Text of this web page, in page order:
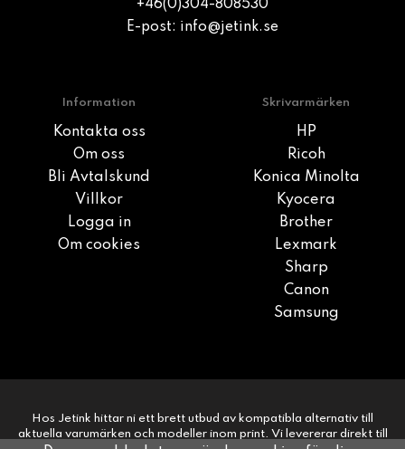
+46(0)304-808530
E-post: info@jetink.se
Information
Kontakta oss
Om oss
Bli Avtalskund
Villkor
Logga in
Om cookies
Skrivarmärken
HP
Ricoh
Konica Minolta
Kyocera
Brother
Lexmark
Sharp
Canon
Samsung
Hos Jetink hittar ni ett brett utbud av kompatibla alternativ till
aktuella varumärken och modeller inom print. Vi levererar direkt till